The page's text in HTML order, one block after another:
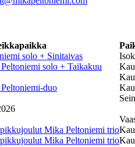
solo + Sinitaivas
solo + Taikakuu
duo
Mika Peltoniemi trio
Mika Peltoniemi trio